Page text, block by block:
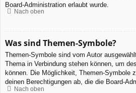
Board-Administration erlaubt wurde.
Nach oben
Was sind Themen-Symbole?
Themen-Symbole sind vom Autor
Thema in Verbindung stehen können, um
können. Die Möglichkeit, Themen-Symbole
deinen Berechtigungen ab, die die Board-
Nach oben